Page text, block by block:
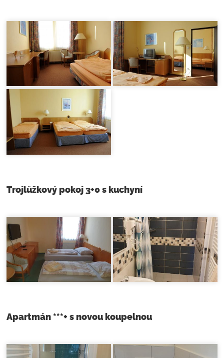
Trojlůžkový pokoj 3+0 s kuchyní
Apartmán ***+ s novou koupelnou